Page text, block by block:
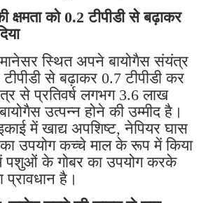
क्षमता को 0.2 टीपीडी से बढ़ाकर
स्थित अपने बायोगैस संयंत्र
टीपीडी से बढ़ाकर 0.7 टीपीडी कर
से प्रतिवर्ष लगभग 3.6 लाख
उत्पन्न होने की उम्मीद है।
में खाद्य अपशिष्ट, नेपियर घास
उपयोग कच्चे माल के रूप में किया
पशुओं के गोबर का उपयोग करके
प्रावधान है।